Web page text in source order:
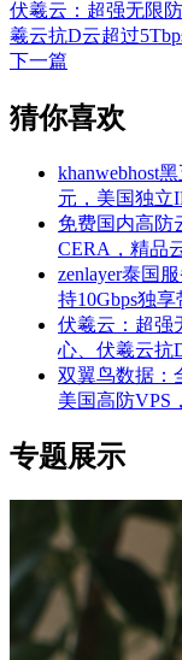
伏羲云：超强无限
羲云抗D云超过
下一篇
猜你喜欢
khanwebhost
元，美国独立
免费国内高防
CERA，精品
zenlayer泰国
持10Gbps独享
伏羲云：超强
心、伏羲云抗
双翼鸟数据：
美国高防VPS
专题展示